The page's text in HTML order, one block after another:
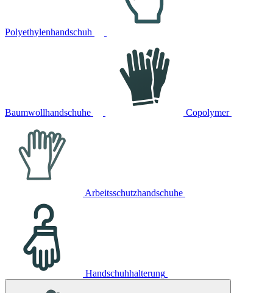
Polyethylenhandschuh
Baumwollhandschuhe Copolymer
Arbeitsschutzhandschuhe
Handschuhhalterung